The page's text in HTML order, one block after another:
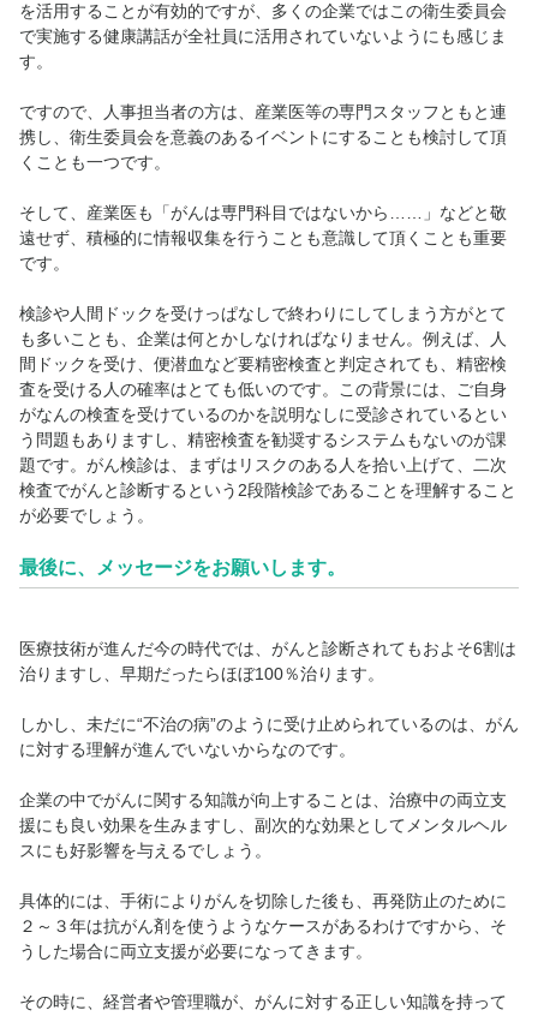
を活用することが有効的ですが、多くの企業ではこの衛生委員会
で実施する健康講話が全社員に活用されていないようにも感じま
す。
ですので、人事担当者の方は、産業医等の専門スタッフともと連
携し、衛生委員会を意義のあるイベントにすることも検討して頂
くことも一つです。
そして、産業医も「がんは専門科目ではないから……」などと敬
遠せず、積極的に情報収集を行うことも意識して頂くことも重要
です。
検診や人間ドックを受けっぱなしで終わりにしてしまう方がとて
も多いことも、企業は何とかしなければなりません。例えば、人
間ドックを受け、便潜血など要精密検査と判定されても、精密検
査を受ける人の確率はとても低いのです。この背景には、ご自身
がなんの検査を受けているのかを説明なしに受診されているとい
う問題もありますし、精密検査を勧奨するシステムもないのが課
題です。がん検診は、まずはリスクのある人を拾い上げて、二次
検査でがんと診断するという2段階検診であることを理解すること
が必要でしょう。
最後に、メッセージをお願いします。
医療技術が進んだ今の時代では、がんと診断されてもおよそ6割は
治りますし、早期だったらほぼ100％治ります。
しかし、未だに“不治の病”のように受け止められているのは、がん
に対する理解が進んでいないからなのです。
企業の中でがんに関する知識が向上することは、治療中の両立支
援にも良い効果を生みますし、副次的な効果としてメンタルヘル
スにも好影響を与えるでしょう。
具体的には、手術によりがんを切除した後も、再発防止のために
２～３年は抗がん剤を使うようなケースがあるわけですから、そ
うした場合に両立支援が必要になってきます。
その時に、経営者や管理職が、がんに対する正しい知識を持って